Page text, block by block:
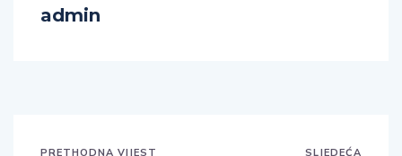
admin
PRETHODNA VIJEST SLJEDEĆA